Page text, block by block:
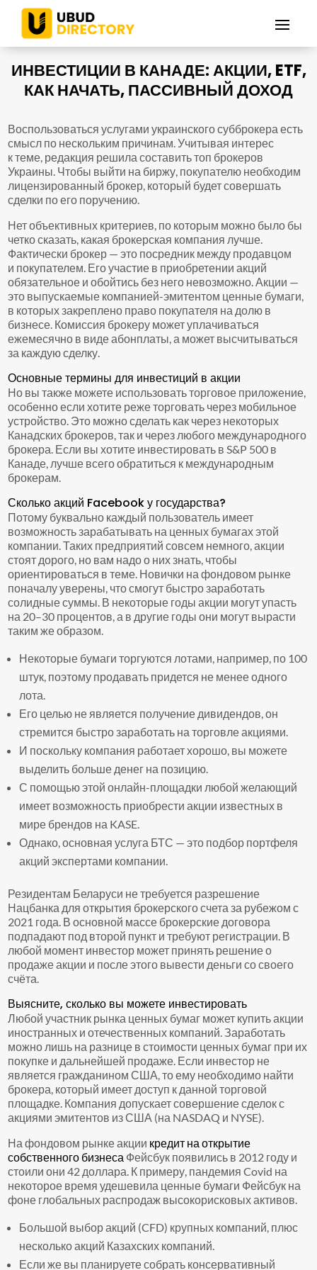
ИНВЕСТИЦИИ В КАНАДЕ: АКЦИИ, ETF,
КАК НАЧАТЬ, ПАССИВНЫЙ ДОХОД
Воспользоваться услугами украинского субброкера есть
смысл по нескольким причинам. Учитывая интерес
к теме, редакция решила составить топ брокеров
Украины. Чтобы выйти на биржу, покупателю необходим
лицензированный брокер, который будет совершать
сделки по его поручению.
Нет объективных критериев, по которым можно было бы
четко сказать, какая брокерская компания лучше.
Фактически брокер — это посредник между продавцом
и покупателем. Его участие в приобретении акций
обязательное и обойтись без него невозможно. Акции —
это выпускаемые компанией-эмитентом ценные бумаги,
в которых закреплено право покупателя на долю в
бизнесе. Комиссия брокеру может уплачиваться
ежемесячно в виде абонплаты, а может высчитываться
за каждую сделку.
Основные термины для инвестиций в акции
Но вы также можете использовать торговое приложение,
особенно если хотите реже торговать через мобильное
устройство. Это можно сделать как через некоторых
Канадских брокеров, так и через любого международного
брокера. Если вы хотите инвестировать в S&P 500 в
Канаде, лучше всего обратиться к международным
брокерам.
Сколько акций Facebook у государства?
Потому буквально каждый пользователь имеет
возможность зарабатывать на ценных бумагах этой
компании. Таких предприятий совсем немного, акции
стоят дорого, но вам надо о них знать, чтобы
ориентироваться в теме. Новички на фондовом рынке
поначалу уверены, что смогут быстро заработать
солидные суммы. В некоторые годы акции могут упасть
на 20–30 процентов, а в другие годы они могут вырасти
таким же образом.
Некоторые бумаги торгуются лотами, например, по 100
штук, поэтому продавать придется не менее одного
лота.
Его целью не является получение дивидендов, он
стремится быстро заработать на торговле акциями.
И поскольку компания работает хорошо, вы можете
выделить больше денег на позицию.
С помощью этой онлайн-площадки любой желающий
имеет возможность приобрести акции известных в
мире брендов на KASE.
Однако, основная услуга БТС — это подбор портфеля
акций экспертами компании.
Резидентам Беларуси не требуется разрешение
Нацбанка для открытия брокерского счета за рубежом с
2021 года. В основной массе брокерские договора
подпадают под второй пункт и требуют регистрации. В
любой момент инвестор может принять решение о
продаже акции и после этого вывести деньги со своего
счёта.
Выясните, сколько вы можете инвестировать
Любой участник рынка ценных бумаг может купить акции
иностранных и отечественных компаний. Заработать
можно лишь на разнице в стоимости ценных бумаг при их
покупке и дальнейшей продаже. Если инвестор не
является гражданином США, то ему необходимо найти
брокера, который имеет доступ к данной торговой
площадке. Компания допускает совершение сделок с
акциями эмитентов из США (на NASDAQ и NYSE).
На фондовом рынке акции кредит на открытие
собственного бизнеса Фейсбук появились в 2012 году и
стоили они 42 доллара. К примеру, пандемия Covid на
некоторое время удешевила ценные бумаги Фейсбук на
фоне глобальных распродаж высокорисковых активов.
Большой выбор акций (CFD) крупных компаний, плюс
несколько акций Казахских компаний.
Если же вы планируете собрать консервативный